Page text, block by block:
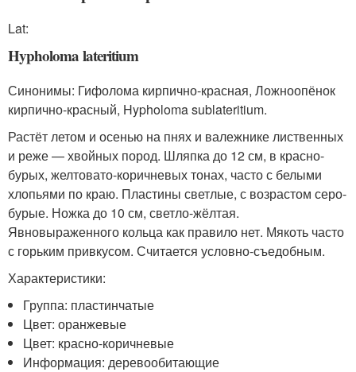
Lat:
Hypholoma lateritium
Синонимы: Гифолома кирпично-красная, Ложноопёнок
кирпично-красный, Hypholoma sublateritium.
Растёт летом и осенью на пнях и валежнике лиственных
и реже — хвойных пород. Шляпка до 12 см, в красно-
бурых, желтовато-коричневых тонах, часто с белыми
хлопьями по краю. Пластины светлые, с возрастом серо-
бурые. Ножка до 10 см, светло-жёлтая.
Явновыраженного кольца как правило нет. Мякоть часто
с горьким привкусом. Считается условно-съедобным.
Характеристики:
Группа: пластинчатые
Цвет: оранжевые
Цвет: красно-коричневые
Информация: деревообитающие